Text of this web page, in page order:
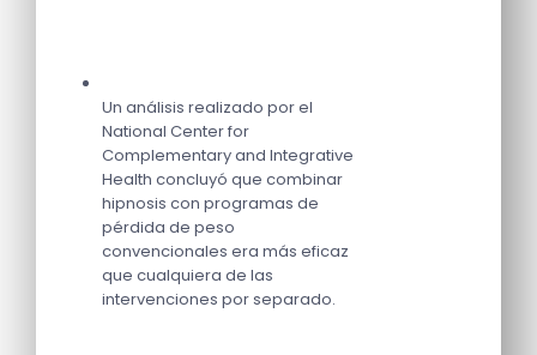
Un análisis realizado por el
National Center for
Complementary and Integrative
Health concluyó que combinar
hipnosis con programas de
pérdida de peso
convencionales era más eficaz
que cualquiera de las
intervenciones por separado.